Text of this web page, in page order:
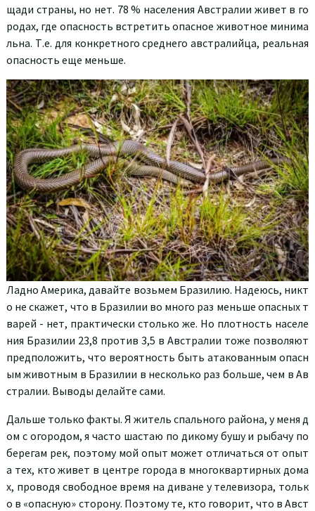
щади страны, но нет. 78 % населения Австралии живет в го
родах, где опасность встретить опасное животное минима
льна. Т.е. для конкретного среднего австралийца, реальная
опасность еще меньше.
Ладно Америка, давайте возьмем Бразилию. Надеюсь, никт
о не скажет, что в Бразилии во много раз меньше опасных т
варей - нет, практически столько же. Но плотность населе
ния Бразилии 23,8 против 3,5 в Австралии тоже позволяют
предположить, что вероятность быть атакованным опасн
ым животным в Бразилии в несколько раз больше, чем в Ав
стралии. Выводы делайте сами.
Дальше только факты. Я житель спального района, у меня д
ом с огородом, я часто шастаю по дикому бушу и рыбачу по
берегам рек, поэтому мой опыт может отличаться от опыт
а тех, кто живет в центре города в многоквартирных дома
х, проводя свободное время на диване у телевизора, тольк
о в «опасную» сторону. Поэтому те, кто говорит, что в Авст